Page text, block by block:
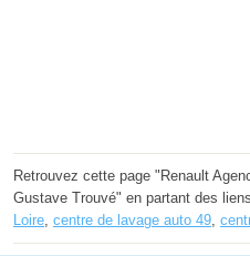
Retrouvez cette page "Renault
Gustave Trouvé" en partant des
Loire, centre de lavage auto 49,